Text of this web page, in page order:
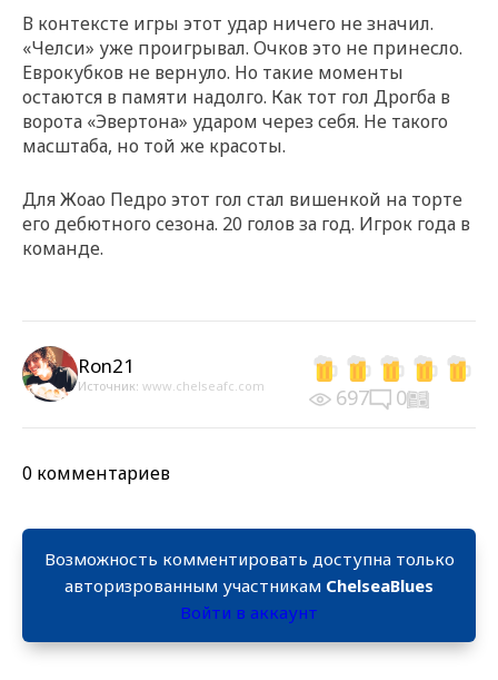
В контексте игры этот удар ничего не значил.
«Челси» уже проигрывал. Очков это не принесло.
Еврокубков не вернуло. Но такие моменты
остаются в памяти надолго. Как тот гол Дрогба в
ворота «Эвертона» ударом через себя. Не такого
масштаба, но той же красоты.
Для Жоао Педро этот гол стал вишенкой на торте
его дебютного сезона. 20 голов за год. Игрок года в
команде.
Ron21
Источник: www.chelseafc.com 697 0
0 комментариев
Возможность комментировать доступна только
авторизрованным участникам ChelseaBlues
Войти в аккаунт